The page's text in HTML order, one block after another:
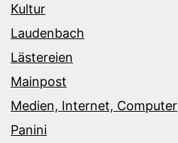
Kultur
Laudenbach
Lästereien
Mainpost
Medien, Internet, Computer
Panini